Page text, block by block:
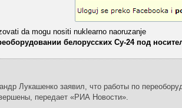
da mogu nositi nuklearno naoruzanje
белорусских Су-24 под
Лукашенко заявил, что работы по
передает «РИА Новости».